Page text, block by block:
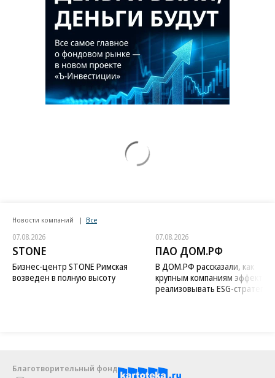
Новости компаний Все
07.08.2026
STONE
Бизнес-центр STONE Римская
возведен в полную высоту
07.08.2026
ПАО ДОМ.РФ
В ДОМ.РФ рассказали, как
крупным компаниям
реализовывать ESG-стратегию
Благотворительный фонд